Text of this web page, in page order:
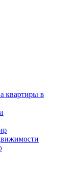
квартиры в